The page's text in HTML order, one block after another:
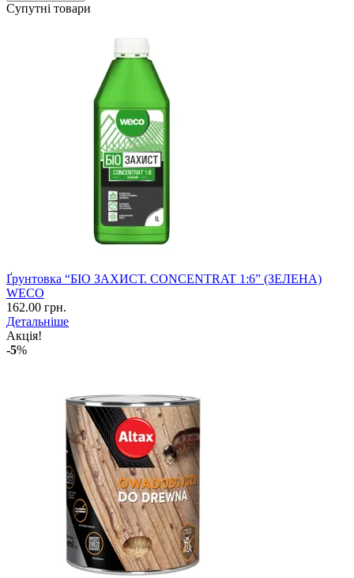
Супутні товари
Ґрунтовка “БІО ЗАХИСТ. CONCENTRAT 1:6” (ЗЕЛЕНА)
WECO
162.00 грн.
Детальніше
Акція!
-5%